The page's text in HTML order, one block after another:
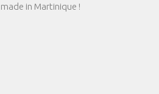
made in Martinique !